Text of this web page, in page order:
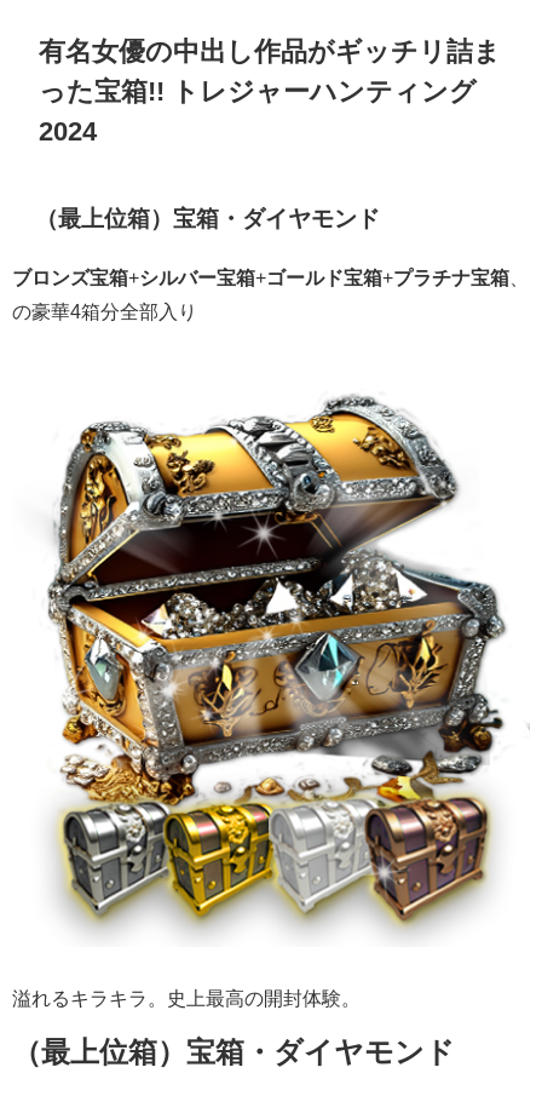
有名女優の中出し作品がギッチリ詰ま
った宝箱!! トレジャーハンティング
2024
（最上位箱）宝箱・ダイヤモンド
ブロンズ宝箱+シルバー宝箱+ゴールド宝箱+プラチナ宝箱
の豪華4箱分全部入り
溢れるキラキラ。史上最高の開封体験。
（最上位箱） 宝箱・ダイヤモンド